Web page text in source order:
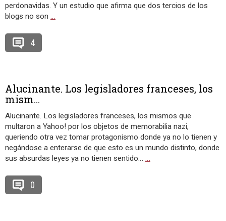
perdonavidas. Y un estudio que afirma que dos tercios de los
blogs no son …
4
Alucinante. Los legisladores franceses, los
mism...
Alucinante. Los legisladores franceses, los mismos que
multaron a Yahoo! por los objetos de memorabilia nazi,
queriendo otra vez tomar protagonismo donde ya no lo tienen y
negándose a enterarse de que esto es un mundo distinto, donde
sus absurdas leyes ya no tienen sentido… …
0